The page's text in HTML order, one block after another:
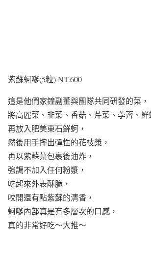
紫蘇蚵嗲(5粒) NT.600
這是他們家鐘副董與團隊共同研發的菜，
將高麗菜、韭菜、香菇、芹菜、荸薺、
再放入肥美東石鮮蚵，
然後用手摔出彈性的花枝漿，
再以紫蘇葉包裹後油炸，
強調不加入任何粉漿，
吃起來外表酥脆，
咬開還有點紫蘇的清香，
蚵嗲內部真是有多層次的口感，
真的非常好吃～大推～